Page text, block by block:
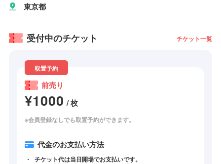
東京都
受付中のチケット チケット一覧
取置予約
前売り
¥1000 / 枚
※会員登録なしでも取置予約ができます。
代金のお支払い方法
チケット代は当日開場でお支払いです。